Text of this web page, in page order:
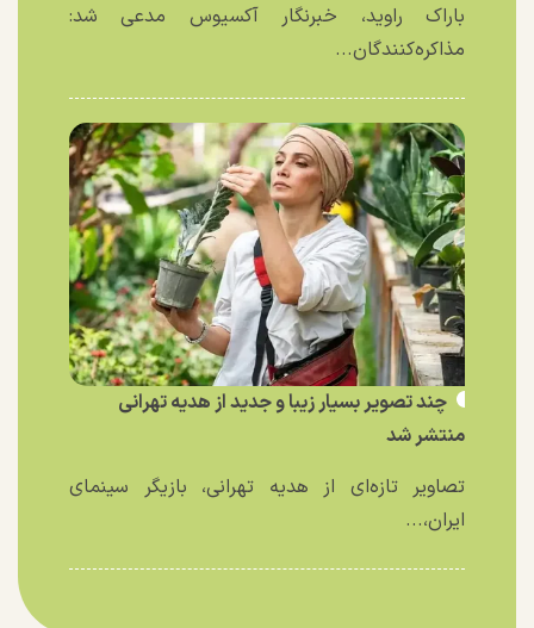
باراک راوید، خبرنگار آکسیوس مدعی شد:
مذاکره‌کنندگان...
چند تصویر بسیار زیبا و جدید از هدیه تهرانی
منتشر شد
تصاویر تازه‌ای از هدیه تهرانی، بازیگر سینمای
ایران،...